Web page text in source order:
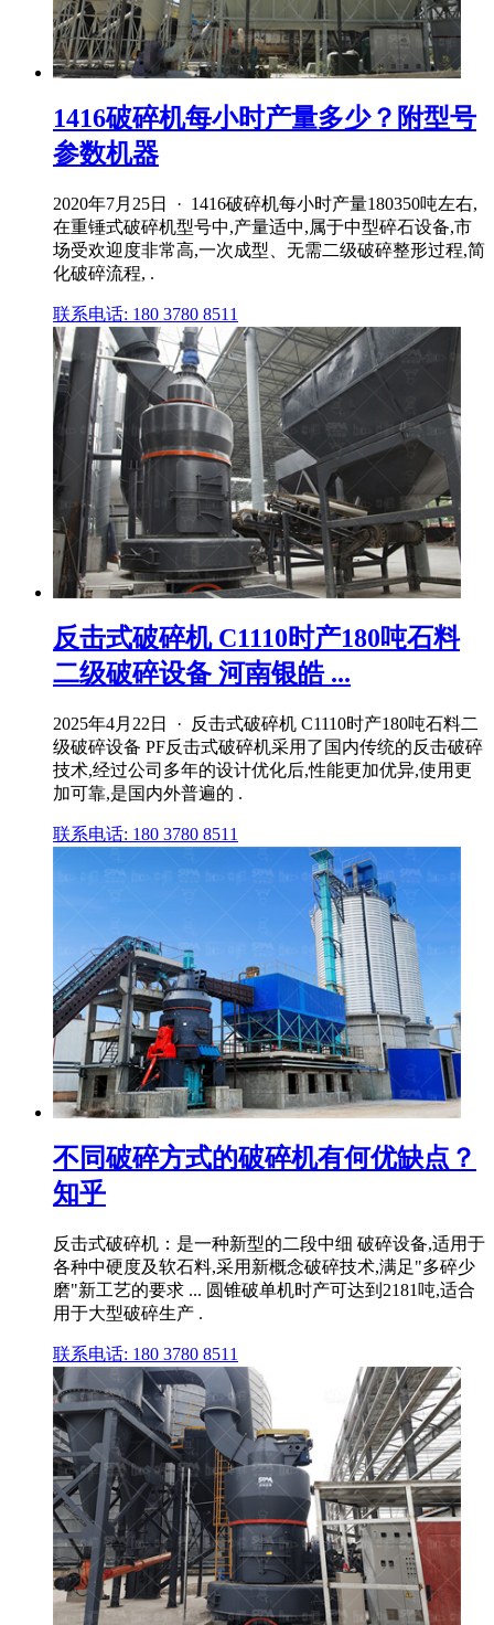
1416破碎机每小时产量多少？附型号
参数机器
2020年7月25日 · 1416破碎机每小时产量180350吨左右,
在重锤式破碎机型号中,产量适中,属于中型碎石设备,市
场受欢迎度非常高,一次成型、无需二级破碎整形过程,简
化破碎流程, .
联系电话: 180 3780 8511
反击式破碎机 C1110时产180吨石料
二级破碎设备 河南银皓 ...
2025年4月22日 · 反击式破碎机 C1110时产180吨石料二
级破碎设备 PF反击式破碎机采用了国内传统的反击破碎
技术,经过公司多年的设计优化后,性能更加优异,使用更
加可靠,是国内外普遍的 .
联系电话: 180 3780 8511
不同破碎方式的破碎机有何优缺点？
知乎
反击式破碎机：是一种新型的二段中细 破碎设备,适用于
各种中硬度及软石料,采用新概念破碎技术,满足"多碎少
磨"新工艺的要求 ... 圆锥破单机时产可达到2181吨,适合
用于大型破碎生产 .
联系电话: 180 3780 8511